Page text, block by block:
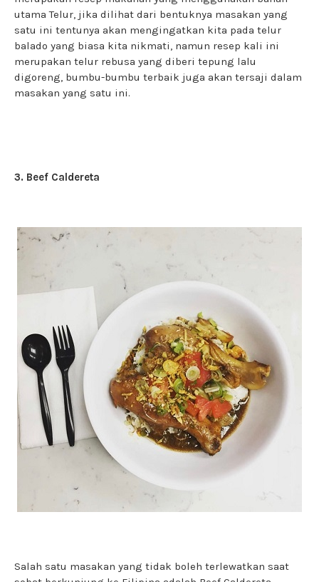
utama Telur, jika dilihat dari bentuknya masakan yang
satu ini tentunya akan mengingatkan kita pada telur
balado yang biasa kita nikmati, namun resep kali ini
merupakan telur rebusa yang diberi tepung lalu
digoreng, bumbu-bumbu terbaik juga akan tersaji dalam
masakan yang satu ini.
3. Beef Caldereta
Salah satu masakan yang tidak boleh terlewatkan saat